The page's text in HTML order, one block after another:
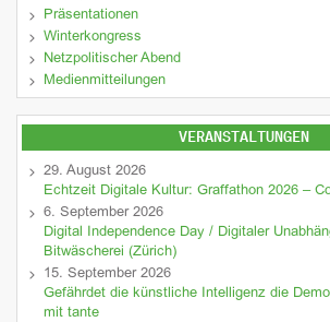
Präsentationen
Winterkongress
Netzpolitischer Abend
Medienmitteilungen
VERANSTALTUNGEN
29. August 2026
Echtzeit Digitale Kultur: Graffathon 2026 –
6. September 2026
Digital Independence Day / Digitaler
Bitwäscherei (Zürich)
15. September 2026
Gefährdet die künstliche Intelligenz die
mit tante